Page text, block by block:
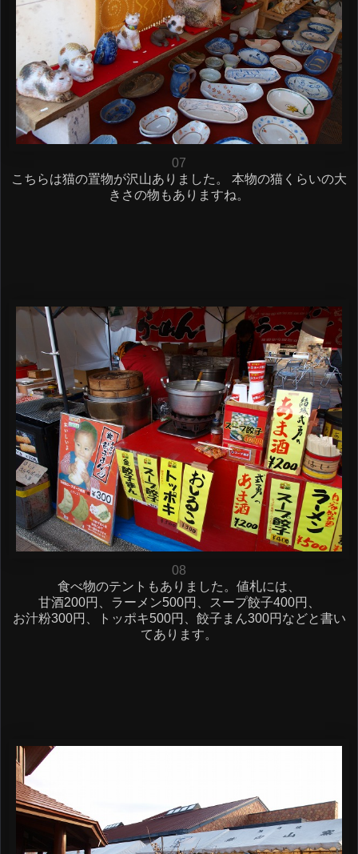
07
こちらは猫の置物が沢山ありました。 本物の猫くらいの大
きさの物もありますね。
08
食べ物のテントもありました。値札には、
甘酒200円、ラーメン500円、スープ餃子400円、
お汁粉300円、トッポキ500円、餃子まん300円などと書い
てあります。